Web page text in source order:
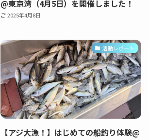
@東京湾（4月5日）を開催しました！
2025年4月8日
活動レポート
【アジ大漁！】はじめての船釣り体験@